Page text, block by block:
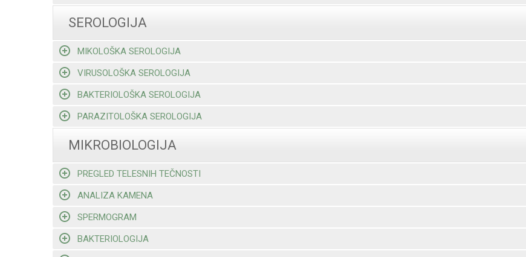
SEROLOGIJA
MIKOLOŠKA SEROLOGIJA
VIRUSOLOŠKA SEROLOGIJA
BAKTERIOLOŠKA SEROLOGIJA
PARAZITOLOŠKA SEROLOGIJA
MIKROBIOLOGIJA
PREGLED TELESNIH TEČNOSTI
ANALIZA KAMENA
SPERMOGRAM
BAKTERIOLOGIJA